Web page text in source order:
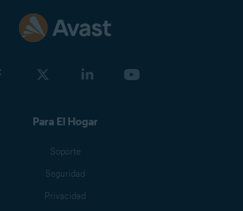
Para El Hogar
Soporte
Seguridad
Privacidad